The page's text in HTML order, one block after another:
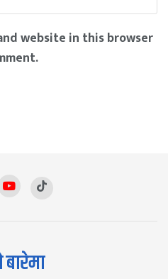
website in this browser
बारेमा